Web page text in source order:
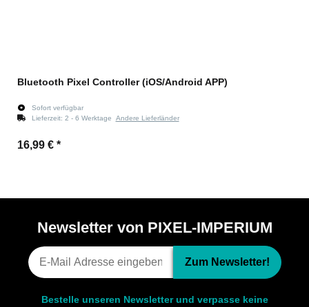
Bluetooth Pixel Controller (iOS/Android APP)
Sofort verfügbar
Lieferzeit: 2 - 6 Werktage Andere Lieferländer
16,99 € *
Newsletter von PIXEL-IMPERIUM
Zum Newsletter!
Bestelle unseren Newsletter und verpasse keine